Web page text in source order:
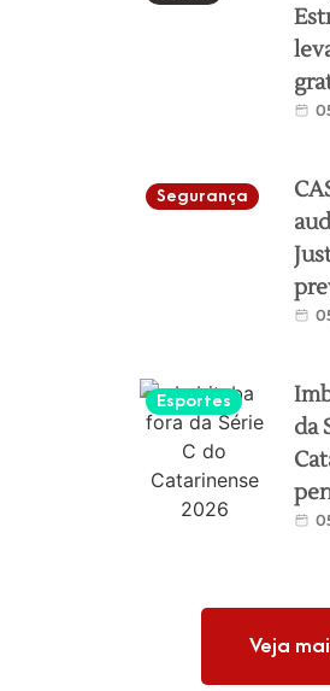
Segurança
Esportes
da
Veja